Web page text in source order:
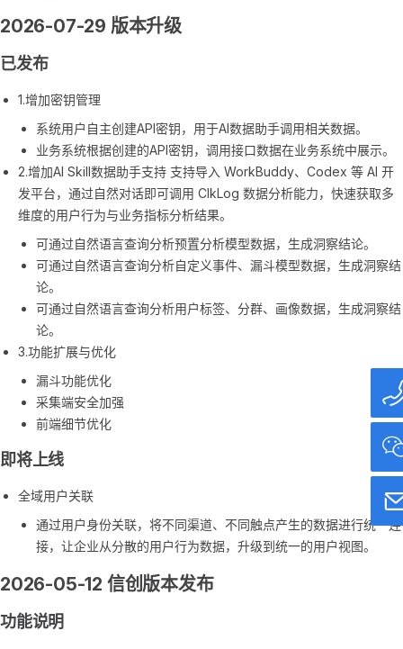
2026-07-29 版本升级
已发布
1.增加密钥管理
系统用户自主创建API密钥，用于AI数据助手调用相关数据。
业务系统根据创建的API密钥，调用接口数据在业务系统中展示。
2.增加AI Skill数据助手支持 支持导入 WorkBuddy、Codex 等 AI 开
发平台，通过自然对话即可调用 ClkLog 数据分析能力，快速获取多
维度的用户行为与业务指标分析结果。
可通过自然语言查询分析预置分析模型数据，生成洞察结论。
可通过自然语言查询分析自定义事件、漏斗模型数据，生成洞察结
论。
可通过自然语言查询分析用户标签、分群、画像数据，生成洞察结
论。
3.功能扩展与优化
漏斗功能优化
采集端安全加强
前端细节优化
即将上线
全域用户关联
通过用户身份关联，将不同渠道、不同触点产生的数据进行统一连
接，让企业从分散的用户行为数据，升级到统一的用户视图。
2026-05-12 信创版本发布
功能说明